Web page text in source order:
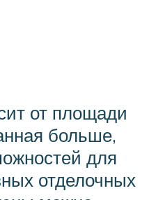
от площади
больше,
для
отделочных